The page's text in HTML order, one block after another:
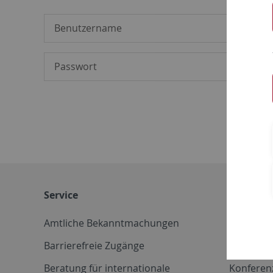
Service
Amtliche Bekanntmachungen
Barrierefreie Zugänge
Beratung für internationale